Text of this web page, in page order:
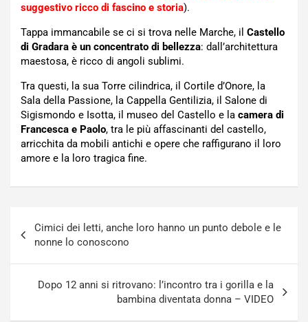
suggestivo ricco di fascino e storia).
Tappa immancabile se ci si trova nelle Marche, il Castello
di Gradara è un concentrato di bellezza: dall’architettura
maestosa, è ricco di angoli sublimi.
Tra questi, la sua Torre cilindrica, il Cortile d’Onore, la
Sala della Passione, la Cappella Gentilizia, il Salone di
Sigismondo e Isotta, il museo del Castello e la camera di
Francesca e Paolo, tra le più affascinanti del castello,
arricchita da mobili antichi e opere che raffigurano il loro
amore e la loro tragica fine.
articoli
Cimici dei letti, anche loro hanno un punto debole e le
nonne lo conoscono
Dopo 12 anni si ritrovano: l’incontro tra i gorilla e la
bambina diventata donna – VIDEO